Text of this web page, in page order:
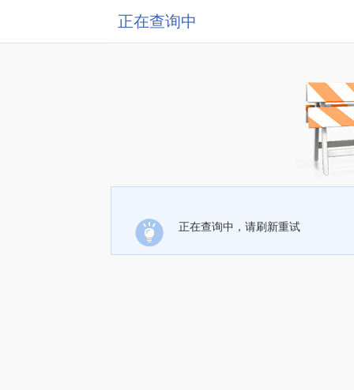
正在查询中
正在查询中，请刷新重试